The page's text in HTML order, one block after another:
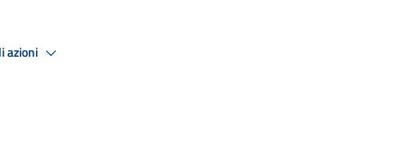
azioni